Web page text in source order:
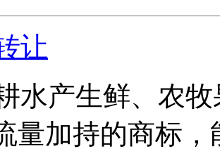
让
水产生鲜、农牧
量加持的商标